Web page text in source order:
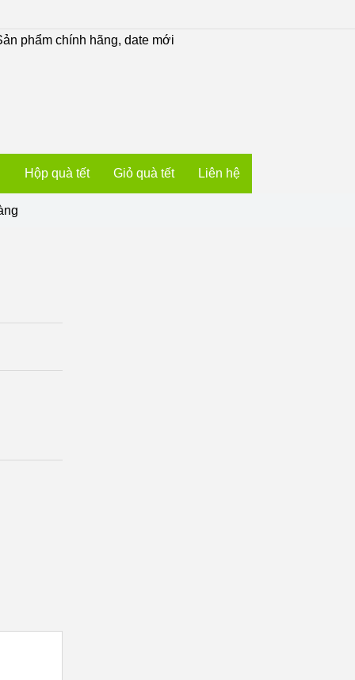
phẩm chính hãng, date mới
Hộp quà tết Giỏ quà tết Liên hệ